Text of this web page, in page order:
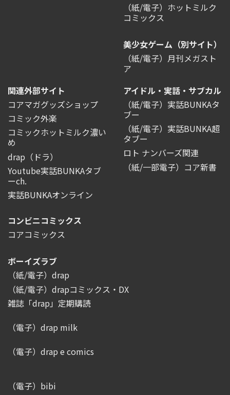
（紙/電子）ホットミルク
コミックス
美少女ゲーム（別サイト）
（紙/電子）月刊メガスト
ア
関連外部サイト
コアマガグッズショップ
コミック外楽
コミックホットミルク濃い
め
drap（ドラ）
Youtube実話BUNKAタブ
ーch.
実話BUNKAオンライン
アイドル・実話・サブカル
（紙/電子）実話BUNKAタ
ブー
（紙/電子）実話BUNKA超
タブー
ロト ナンバーズ関連
（紙/一部電子）コア新書
コンビニコミックス
コアコミックス
ボーイズラブ
（紙/電子）drap
（紙/電子）drapコミックス・DX
雑誌「drap」定期購読
（電子）drap milk
（電子）drap e comics
（電子）bibi